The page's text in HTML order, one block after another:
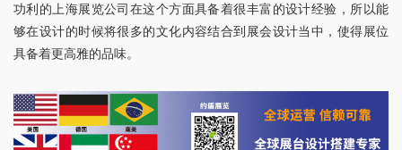
功利的上海展览公司在这个方面具备着很丰富的设计经验，所以能
够在设计的时候将很多的文化内容结合到展会设计当中，使得展位
具备着更高雅的品味。